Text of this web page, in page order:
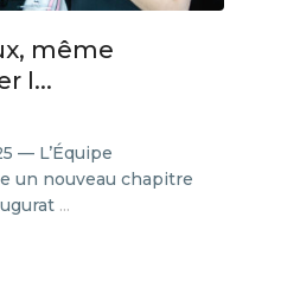
même
l...
— L’Équipe
un nouveau chapitre
...